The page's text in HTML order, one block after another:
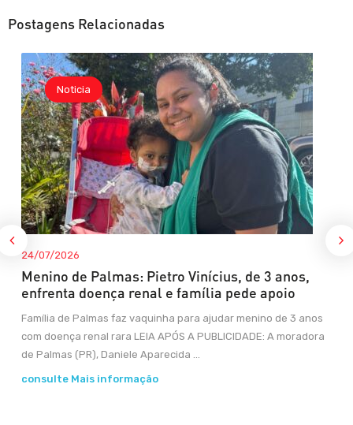
Postagens Relacionadas
Noticia
24/07/2026
Menino de Palmas: Pietro Vinícius, de 3 anos,
enfrenta doença renal e família pede apoio
Família de Palmas faz vaquinha para ajudar menino de 3 anos
com doença renal rara LEIA APÓS A PUBLICIDADE: A moradora
de Palmas (PR), Daniele Aparecida ...
consulte Mais informação